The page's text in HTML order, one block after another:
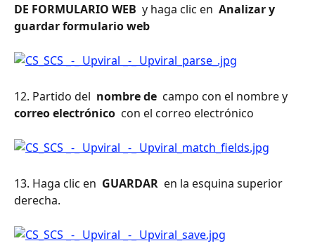
DE FORMULARIO WEB y haga clic en Analizar y
guardar formulario web
12. Partido del nombre de campo con el nombre y
correo electrónico con el correo electrónico
13. Haga clic en GUARDAR en la esquina superior
derecha.